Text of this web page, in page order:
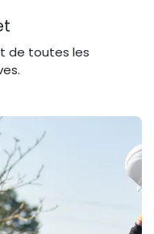
de toutes les